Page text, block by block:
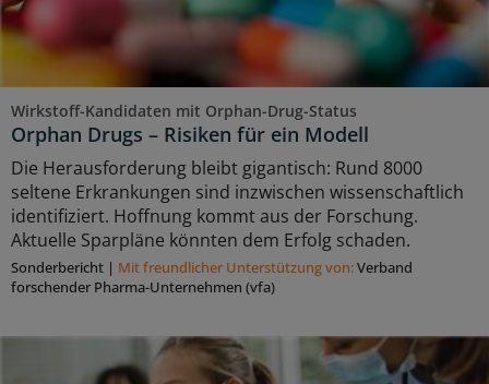
Wirkstoff-Kandidaten mit Orphan-Drug-Status
Orphan Drugs – Risiken für ein Modell
Die Herausforderung bleibt gigantisch: Rund 8000
seltene Erkrankungen sind inzwischen wissenschaftlich
identifiziert. Hoffnung kommt aus der Forschung.
Aktuelle Sparpläne könnten dem Erfolg schaden.
Sonderbericht | Mit freundlicher Unterstützung von:Verband
forschender Pharma-Unternehmen (vfa)